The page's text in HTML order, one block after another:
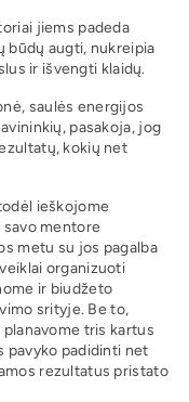
jiems padeda
būdų augti, nukreipia
ir išvengti klaidų.
saulės energijos
pasakoja, jog
kokių net
ieškojome
mentore
metu su jos pagalba
organizuoti
ir biudžeto
srityje. Be to,
tris kartus
pavyko padidinti net
rezultatus pristato